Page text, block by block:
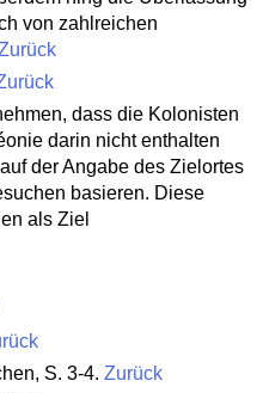
von zahlreichen
dass die Kolonisten
darin nicht enthalten
der Angabe des Zielortes
basieren. Diese
als Ziel
S. 3-4. Zurück